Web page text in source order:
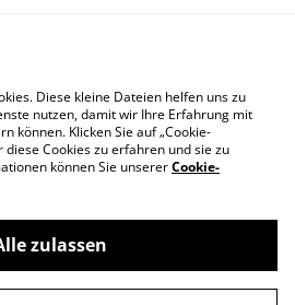
Diese kleine Dateien helfen uns zu
nutzen, damit wir Ihre Erfahrung mit
können. Klicken Sie auf „Cookie-
diese Cookies zu erfahren und sie zu
können Sie unsererCookie-
zulassen